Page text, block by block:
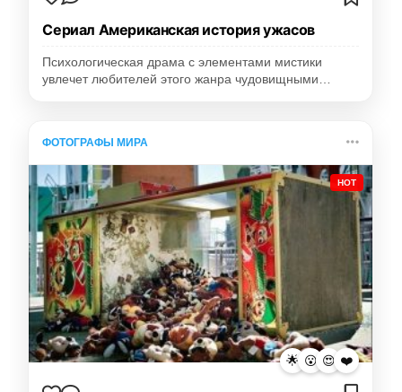
Сериал Американская история ужасов
Психологическая драма с элементами мистики
увлечет любителей этого жанра чудовищными…
ФОТОГРАФЫ МИРА
HOT
🌟 😮 😍 ❤️